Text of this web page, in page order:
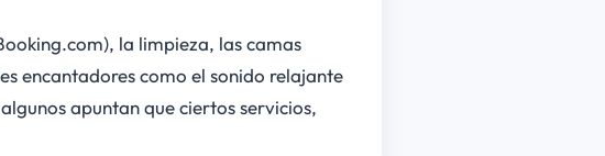
la limpieza, las camas
encantadores como el sonido relajante
apuntan que ciertos servicios,